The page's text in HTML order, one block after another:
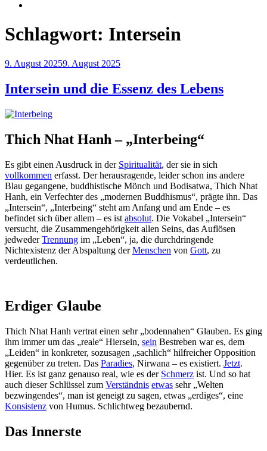
Schlagwort: Intersein
Veröffentlicht
9. August 20259. August 2025
Intersein und die Essenz des Lebens
Thich Nhat Hanh – „Interbeing“
Es gibt einen Ausdruck in der Spiritualität, der sie in sich
vollkommen erfasst. Der herausragende, leider schon ins andere
Blau gegangene, buddhistische Mönch und Bodisatwa, Thich Nhat
Hanh, ein Verfechter des „modernen Buddhismus“, prägte ihn. Das
„Intersein“, „Interbeing“ steht am Anfang und am Ende – es
befindet sich über allem – es ist absolut. Die Vokabel „Intersein“
versucht, die Zusammengehörigkeit allen Seins, das Auflösen
jedwederTrennung im „Leben“, ja, die durchdringende
Nichtexistenz der Abspaltung derMenschen von Gott, zu
verdeutlichen.
Erdiger Glaube
Thich Nhat Hanh vertrat einen sehr „bodennahen“ Glauben. Es ging
ihm immer um das „reale“ Hiersein, sein Bestreben war es, dem
„Leiden“ in konkreter, sozusagen „sachlich“ hilfreicher Opposition
gegenüber zu treten. Das Paradies, Nirwana – es existiert. Jetzt.
Hier. Es ist ganz genauso real, wie es der Schmerz ist. Und so hat
auch dieser Schlüssel zum Verständnis etwas sehr „Welten
bezwingendes“, man ist geneigt zu sagen, etwas „erdiges“, eine
Konsistenz von Humus. Schlichtweg bezaubernd.
Das Innerste